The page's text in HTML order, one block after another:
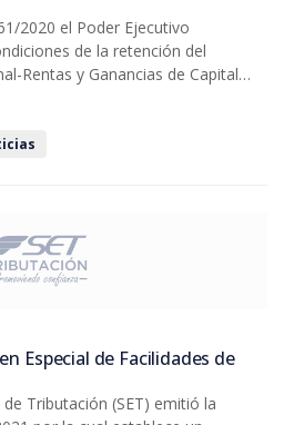
2020 el Poder Ejecutivo
de la retención del
Rentas y Ganancias de Capital
en dinero provenientes de los
Especial de Facilidades de
Tributación (SET) emitió la